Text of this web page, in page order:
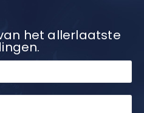
het allerlaatste